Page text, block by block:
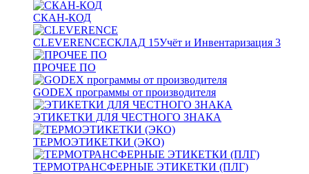
СКАН-КОД
CLEVERENCEСКЛАД 15Учёт и Инвентаризация 3
ПРОЧЕЕ ПО
GODEX программы от производителя
ЭТИКЕТКИ ДЛЯ ЧЕСТНОГО ЗНАКА
ТЕРМОЭТИКЕТКИ (ЭКО)
ТЕРМОТРАНСФЕРНЫЕ ЭТИКЕТКИ (ПЛГ)